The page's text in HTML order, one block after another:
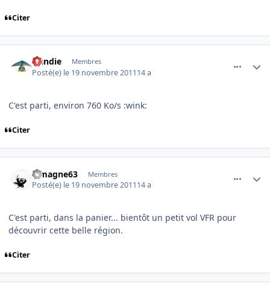
Citer
Handie Membres
Posté(e) le 19 novembre 201114 a
C'est parti, environ 760 Ko/s :wink:
Citer
Limagne63 Membres
Posté(e) le 19 novembre 201114 a
C'est parti, dans la panier... bientôt un petit vol VFR pour
découvrir cette belle région.
Citer